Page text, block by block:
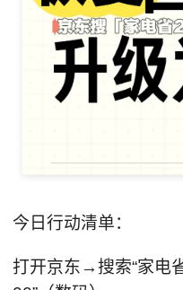
今日行动清单：
打开京东→搜索“家电